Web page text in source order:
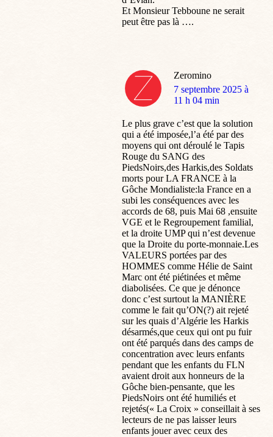
Et Monsieur Tebboune ne serait
peut être pas là ….
Zeromino
dit
:
7 septembre 2025 à
11 h 04 min
Le plus grave c’est que la solution
qui a été imposée,l’a été par des
moyens qui ont déroulé le Tapis
Rouge du SANG des
PiedsNoirs,des Harkis,des Soldats
morts pour LA FRANCE à la
Gôche Mondialiste:la France en a
subi les conséquences avec les
accords de 68, puis Mai 68 ,ensuite
VGE et le Regroupement familial,
et la droite UMP qui n’est devenue
que la Droite du porte-monnaie.Les
VALEURS portées par des
HOMMES comme Hélie de Saint
Marc ont été piétinées et même
diabolisées. Ce que je dénonce
donc c’est surtout la MANIÈRE
comme le fait qu’ON(?) ait rejeté
sur les quais d’Algérie les Harkis
désarmés,que ceux qui ont pu fuir
ont été parqués dans des camps de
concentration avec leurs enfants
pendant que les enfants du FLN
avaient droit aux honneurs de la
Gôche bien-pensante, que les
PiedsNoirs ont été humiliés et
rejetés(« La Croix » conseillait à ses
lecteurs de ne pas laisser leurs
enfants jouer avec ceux des